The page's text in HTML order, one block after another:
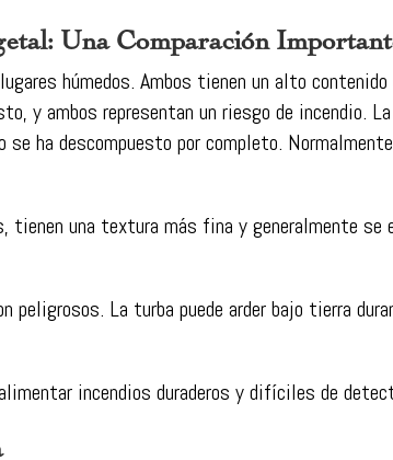
Una Comparación
húmedos. Ambos tienen un alto
y ambos representan un riesgo de incendio.
ha descompuesto por completo.
una textura más fina y generalmente se
La turba puede arder bajo tierra
incendios duraderos y difíciles de